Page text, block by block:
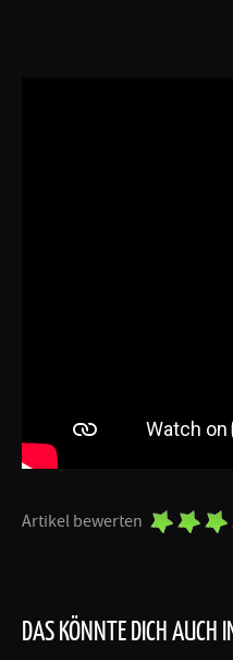
Artikel bewerten
DAS KÖNNTE DICH AUCH